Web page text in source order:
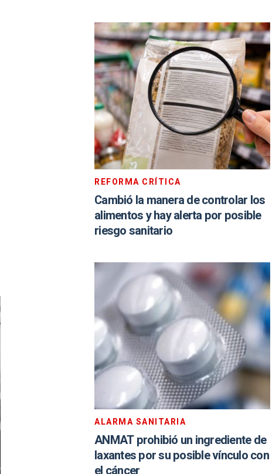
REFORMA CRÍTICA
Cambió la manera de controlar los
alimentos y hay alerta por posible
riesgo sanitario
ALARMA SANITARIA
ANMAT prohibió un ingrediente de
laxantes por su posible vínculo con